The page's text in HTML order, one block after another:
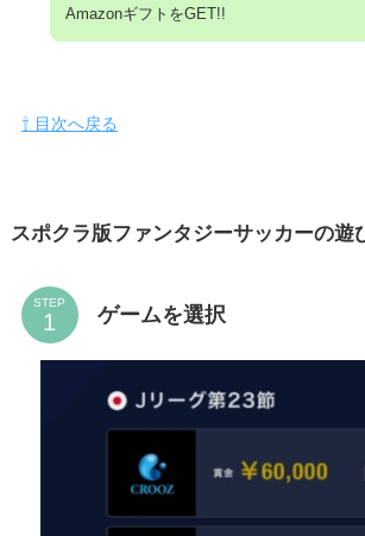
AmazonギフトをGET!!
⇧ 目次へ戻る
スポクラ版ファンタジーサッカーの遊
STEP
ゲームを選択